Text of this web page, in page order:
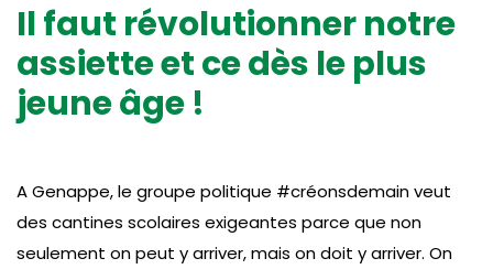
Il faut révolutionner notre
assiette et ce dès le plus
jeune âge !
A Genappe, le groupe politique #créonsdemain veut
des cantines scolaires exigeantes parce que non
seulement on peut y arriver, mais on doit y arriver. On